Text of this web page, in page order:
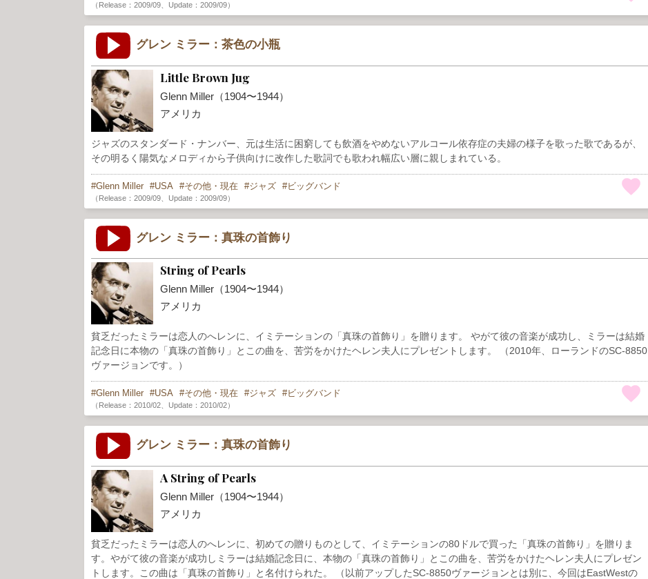
（Release：2009/09、Update：2009/09）
グレン ミラー：茶色の小瓶
Little Brown Jug
Glenn Miller（1904〜1944）
アメリカ
ジャズのスタンダード・ナンバー、元は生活に困窮しても飲酒をやめないアルコール依存症の夫婦の様子を歌った歌であるが、
その明るく陽気なメロディから子供向けに改作した歌詞でも歌われ幅広い層に親しまれている。
Glenn Miller USA その他・現在 ジャズ ビッグバンド
（Release：2009/09、Update：2009/09）
グレン ミラー：真珠の首飾り
String of Pearls
Glenn Miller（1904〜1944）
アメリカ
貧乏だったミラーは恋人のへレンに、イミテーションの「真珠の首飾り」を贈ります。 やがて彼の音楽が成功し、ミラーは結婚
記念日に本物の「真珠の首飾り」とこの曲を、苦労をかけたヘレン夫人にプレゼントします。 （2010年、ローランドのSC-8850
ヴァージョンです。）
Glenn Miller USA その他・現在 ジャズ ビッグバンド
（Release：2010/02、Update：2010/02）
グレン ミラー：真珠の首飾り
A String of Pearls
Glenn Miller（1904〜1944）
アメリカ
貧乏だったミラーは恋人のへレンに、初めての贈りものとして、イミテーションの80ドルで買った「真珠の首飾り」を贈りま
す。やがて彼の音楽が成功しミラーは結婚記念日に、本物の「真珠の首飾り」とこの曲を、苦労をかけたヘレン夫人にプレゼン
トします。この曲は「真珠の首飾り」と名付けられた。 （以前アップしたSC-8850ヴァージョンとは別に、今回はEastWestの